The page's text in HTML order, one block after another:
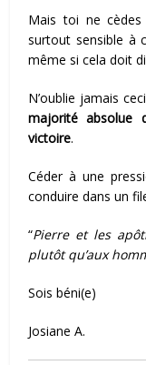
Mais toi ne
surtout sensible à
même si cela doit
N’oublie jamais
majorité
victoire.
Céder à une
conduire dans un
“Pierre et les
plutôt qu’aux
Sois béni(e)
Josiane A.